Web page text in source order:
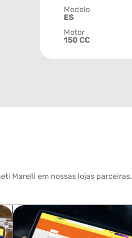
Modelo
ES
Motor
150 CC
Marelli em nossas lojas parceiras.